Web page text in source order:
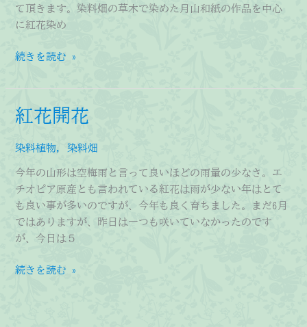
て頂きます。染料畑の草木で染めた月山和紙の作品を中心
に紅花染め
展
会
の
御
内
続きを読む »
紅花開花
染料植物,染料畑
今年の山形は空梅雨と言って良いほどの雨量の少なさ。エ
チオピア原産とも言われている紅花は雨が少ない年はとて
も良い事が多いのですが、今年も良く育ちました。まだ6月
ではありますが、昨日は一つも咲いていなかったのです
が、今日は５
紅
続きを読む »